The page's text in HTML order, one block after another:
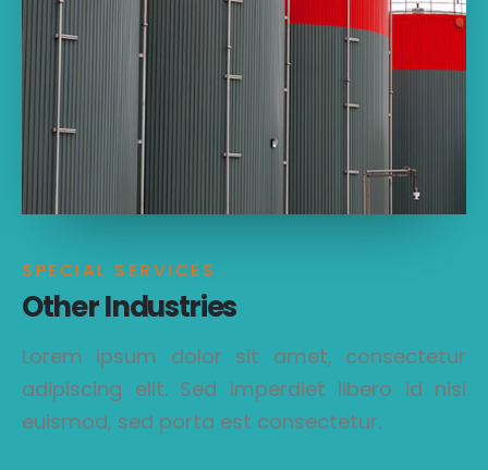
SPECIAL SERVICES
Other Industries
Lorem ipsum dolor sit amet, consectetur
adipiscing elit. Sed imperdiet libero id nisi
euismod, sed porta est consectetur.